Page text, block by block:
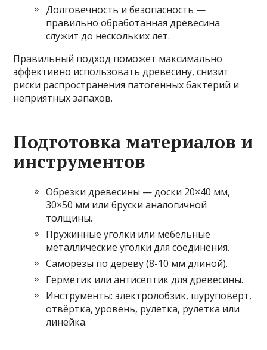
Долговечность и безопасность —
правильно обработанная древесина
служит до нескольких лет.
Правильный подход поможет максимально
эффективно использовать древесину, снизит
риски распространения патогенных бактерий и
неприятных запахов.
Подготовка материалов и
инструментов
Обрезки древесины — доски 20×40 мм,
30×50 мм или бруски аналогичной
толщины.
Пружинные уголки или мебельные
металлические уголки для соединения.
Саморезы по дереву (8-10 мм длиной).
Герметик или антисептик для древесины.
Инструменты: электролобзик, шуруповерт,
отвёртка, уровень, рулетка, рулетка или
линейка.